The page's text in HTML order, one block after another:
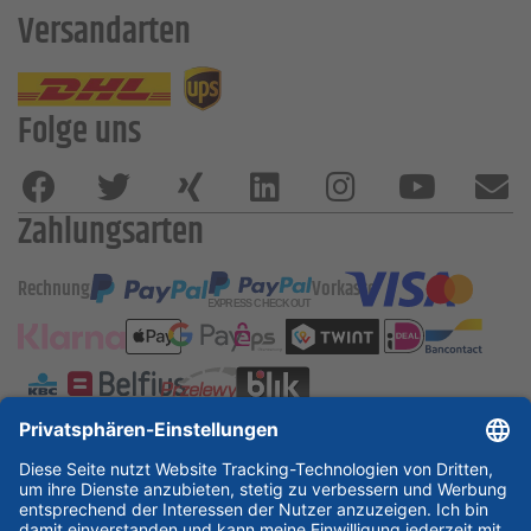
Versandarten
Folge uns
Zahlungsarten
Rechnung Vorkasse
ESSKA International
new
new new